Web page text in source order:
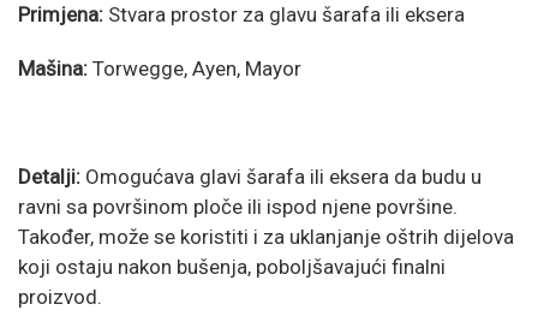
Primjena: Stvara prostor za glavu šarafa ili eksera
Mašina: Torwegge, Ayen, Mayor
Detalji: Omogućava glavi šarafa ili eksera da budu u
ravni sa površinom ploče ili ispod njene površine.
Također, može se koristiti i za uklanjanje oštrih dijelova
koji ostaju nakon bušenja, poboljšavajući finalni
proizvod.